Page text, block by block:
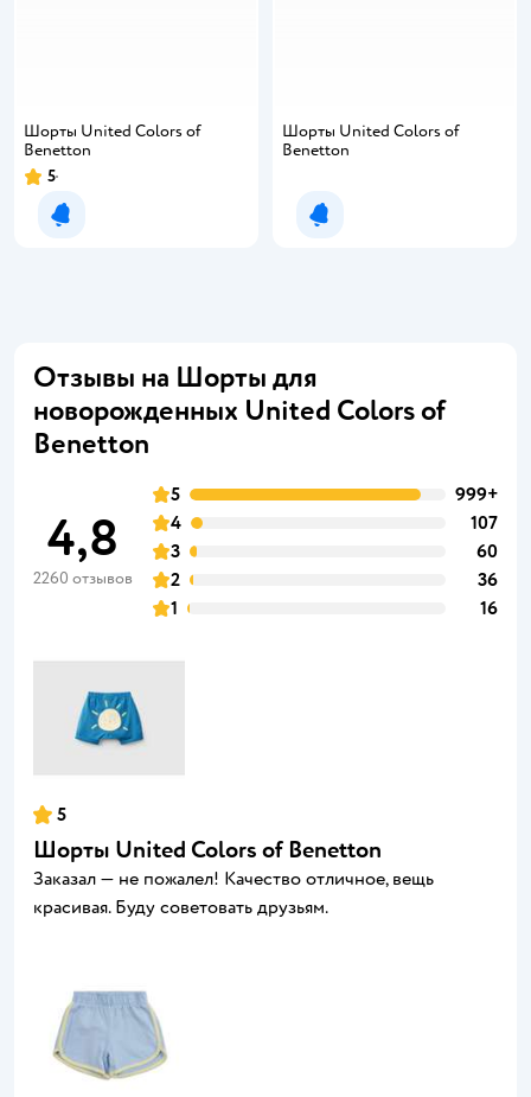
Шорты United Colors of
Benetton
Рейтинг:
5
Уведомить о появлении
Шорты United Colors of
Benetton
Уведомить о появлении
Отзывы на Шорты для
новорожденных United Colors of
Benetton
4,8
2260 отзывов
5
999+
4
107
3
60
2
36
1
16
5
Шорты United Colors of Benetton
Заказал — не пожалел! Качество отличное, вещь
красивая. Буду советовать друзьям.